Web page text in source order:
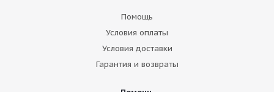
Помощь
Условия оплаты
Условия доставки
Гарантия и возвраты